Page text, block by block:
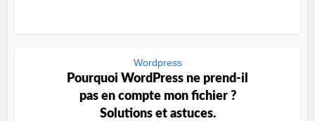
Wordpress
Pourquoi WordPress ne prend-il
pas en compte mon fichier ?
Solutions et astuces.